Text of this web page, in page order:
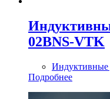
02BNS-VTK
Индуктивные
Подробнее